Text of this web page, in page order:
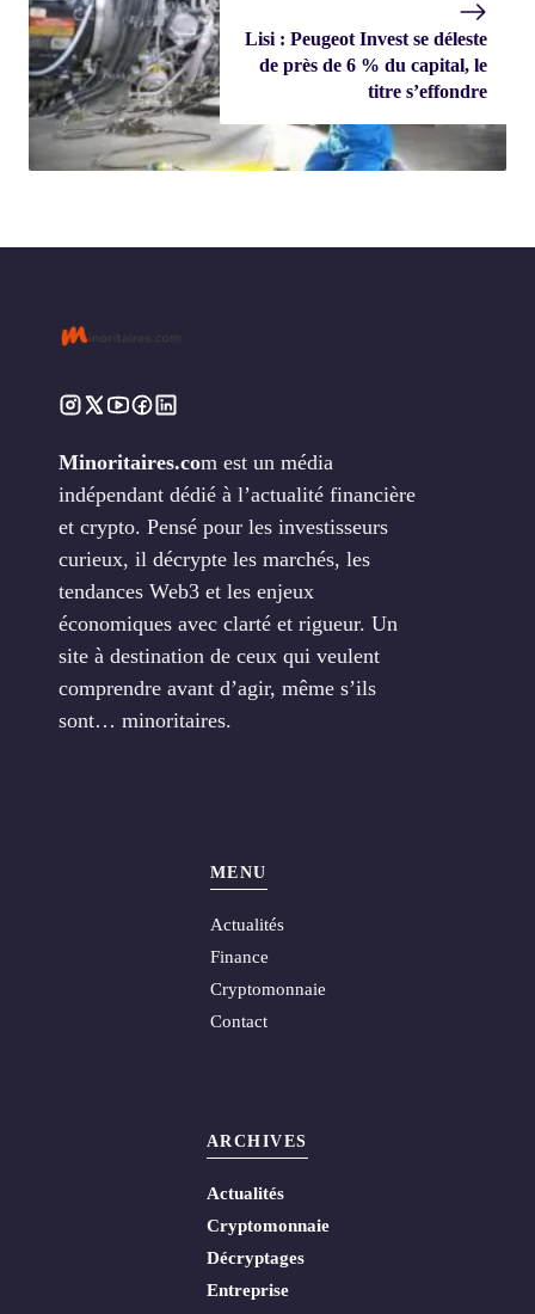
Lisi : Peugeot Invest se déleste
de près de 6 % du capital, le
titre s’effondre
Minoritaires.com est un média
indépendant dédié à l’actualité financière
et crypto. Pensé pour les investisseurs
curieux, il décrypte les marchés, les
tendances Web3 et les enjeux
économiques avec clarté et rigueur. Un
site à destination de ceux qui veulent
comprendre avant d’agir, même s’ils
sont… minoritaires.
MENU
Actualités
Finance
Cryptomonnaie
Contact
ARCHIVES
Actualités
Cryptomonnaie
Décryptages
Entreprise